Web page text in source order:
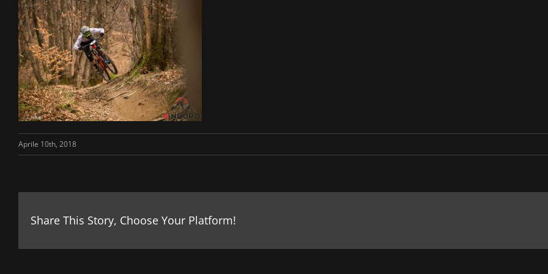
Aprile 10th, 2018
Share This Story, Choose Your Platform!